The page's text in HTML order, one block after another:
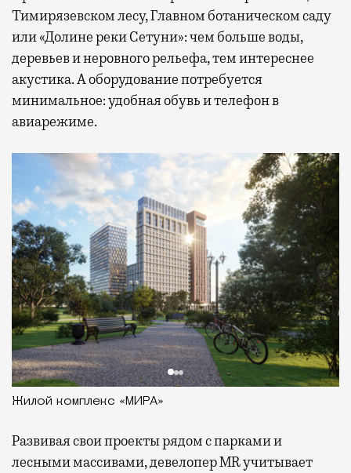
Тимирязевском лесу, Главном ботаническом саду
или «Долине реки Сетуни»: чем больше воды,
деревьев и неровного рельефа, тем интереснее
акустика. А оборудование потребуется
минимальное: удобная обувь и телефон в
авиарежиме.
Жилой комплекс «МИРА»
Развиваясвои проекты рядом с парками и
лесными массивами, девелопер MR учитывает